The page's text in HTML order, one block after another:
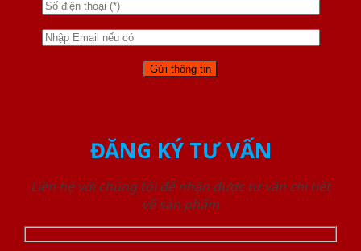
ĐĂNG KÝ TƯ VẤN
Liên hệ với chúng tôi để nhận được tư vấn chi tiết
về sản phẩm